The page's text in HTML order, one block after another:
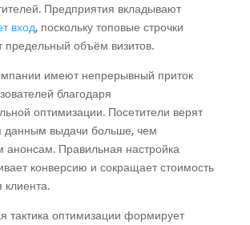
Предприятия вкладывают
вход, поскольку топовые строчки
предельный объём визитов.
имеют непрерывный приток
благодаря
оптимизации. Посетители верят
данным выдачи больше, чем
анонсам. Правильная настройка
конверсию и сокращает стоимость
клиента.
тактика оптимизации формирует